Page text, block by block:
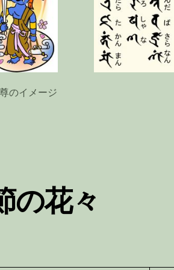
のイメージ
の花々